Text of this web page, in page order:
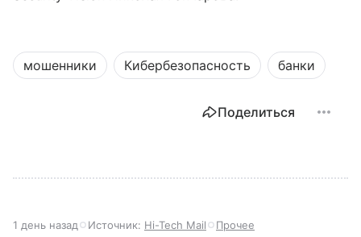
мошенники Кибербезопасность банки
Поделиться
1 день назад Источник: Hi-Tech Mail Прочее